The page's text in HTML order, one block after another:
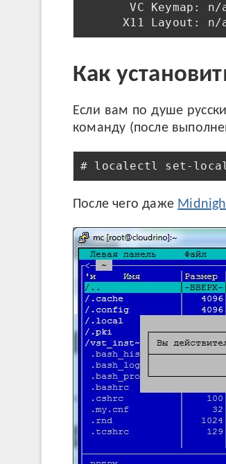
VC Keymap: n/
Как
Если вам по душе
команду (после
# localectl set-locale
После чего даже